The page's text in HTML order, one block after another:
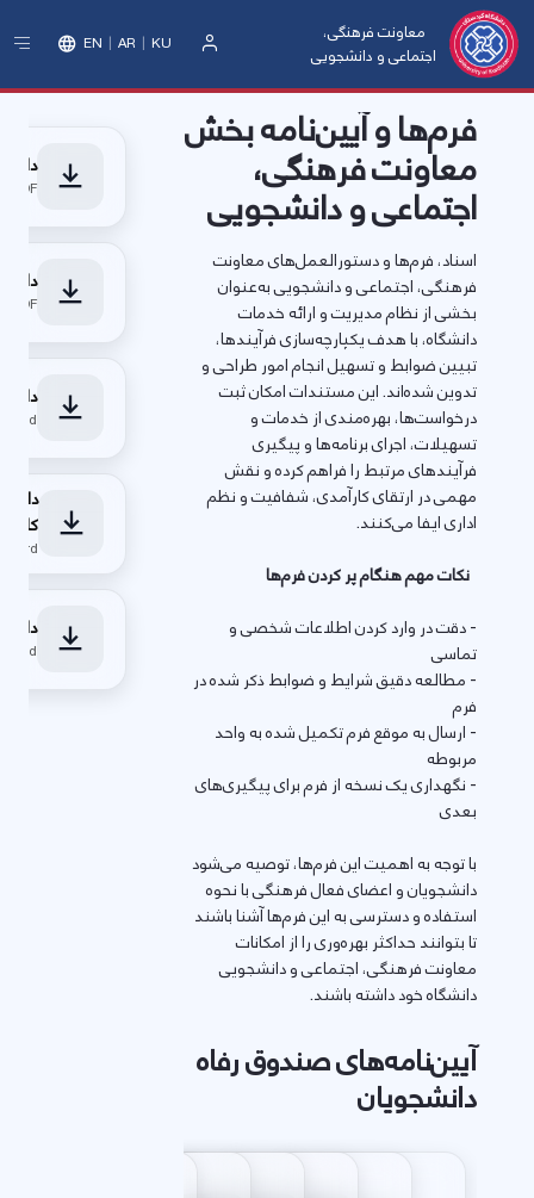
معاونت فرهنگی،
اجتماعی و دانشجویی
EN AR KU
فرم‌ها و آیین‌نامه بخش
معاونت فرهنگی،
اجتماعی و دانشجویی
اسناد، فرم‌ها و دستورالعمل‌های معاونت
فرهنگی، اجتماعی و دانشجویی به‌عنوان
بخشی از نظام مدیریت و ارائه خدمات
دانشگاه، با هدف یکپارچه‌سازی فرآیندها،
تبیین ضوابط و تسهیل انجام امور طراحی و
تدوین شده‌اند. این مستندات امکان ثبت
درخواست‌ها، بهره‌مندی از خدمات و
تسهیلات، اجرای برنامه‌ها و پیگیری
فرآیندهای مرتبط را فراهم کرده و نقش
مهمی در ارتقای کارآمدی، شفافیت و نظم
اداری ایفا می‌کنند.
نکات مهم هنگام پر کردن فرم‌ها
- دقت در وارد کردن اطلاعات شخصی و
تماسی
- مطالعه دقیق شرایط و ضوابط ذکر شده در
فرم
- ارسال به موقع فرم تکمیل شده به واحد
مربوطه
- نگهداری یک نسخه از فرم برای پیگیری‌های
بعدی
با توجه به اهمیت این فرم‌ها، توصیه می‌شود
دانشجویان و اعضای فعال فرهنگی با نحوه
استفاده و دسترسی به این فرم‌ها آشنا باشند
تا بتوانند حداکثر بهره‌وری را از امکانات
معاونت فرهنگی، اجتماعی و دانشجویی
دانشگاه خود داشته باشند.
آیین‌نامه‌های صندوق رفاه
دانشجویان
PDF • دریافت فایل
PDF • دریافت فایل
Word • دریافت فایل
Word • دریافت فایل
Word • دریافت فایل